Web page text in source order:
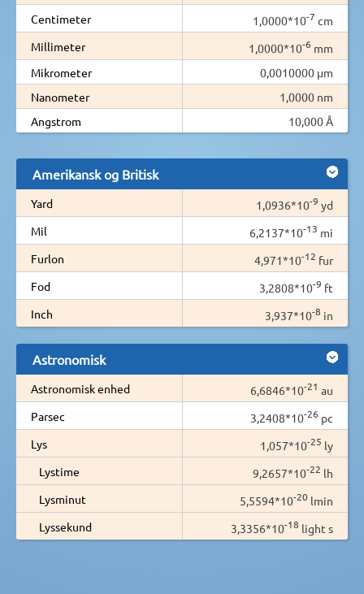
Centimeter 1,0000*10-7 cm
Millimeter
1,0000*10-6 mm
Mikrometer
0,0010000 µm
Nanometer
1,0000 nm
Angstrom
10,000 Å
Amerikansk og Britisk
Yard 1,0936*10-9 yd
Mil
6,2137*10-13 mi
Furlon
4,971*10-12 fur
Fod
3,2808*10-9 ft
Inch
3,937*10-8 in
Astronomisk
Astronomisk enhed 6,6846*10-21 au
Parsec
3,2408*10-26 pc
Lys
1,057*10-25 ly
Lystime
9,2657*10-22 lh
Lysminut
5,5594*10-20 lmin
Lyssekund
3,3356*10-18 light s